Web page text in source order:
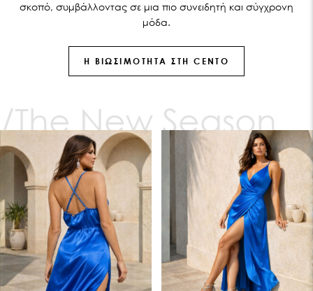
σκοπό, συμβάλλοντας σε μια πιο συνειδητή και σύγχρονη
μόδα.
Η ΒΙΩΣΙΜΌΤΗΤΑ ΣΤΗ CENTO
The New Season